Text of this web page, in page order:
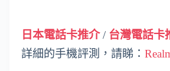
日本電話卡推介/ 台灣電話卡
詳細的手機評測，請睇：